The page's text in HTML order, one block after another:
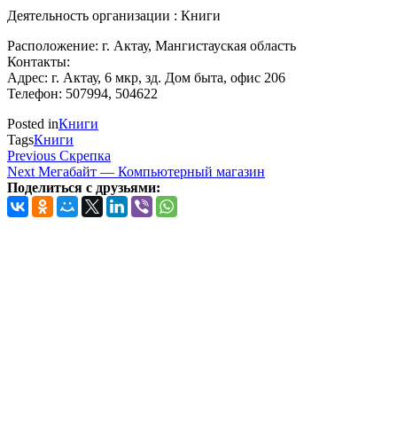
Деятельность организации : Книги
Расположение: г. Актау, Мангистауская область
Контакты:
Адрес: г. Актау, 6 мкр, зд. Дом быта, офис 206
Телефон: 507994, 504622
Posted inКниги
TagsКниги
Навигация
по
записям
Previous
Post
Previous Скрепка
Next
Post
Next Мегабайт — Компьютерный магазин
Поделиться с друзьями: